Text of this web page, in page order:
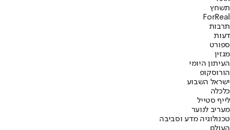
תשחץ
ForReal
תרבות
דעות
ספורט
מגזין
העיתון היומי
הורוסקופ
ישראל השבוע
כלכלה
לייף סטייל
מעריב לנוער
טכנולוגיה מדע וסביבה